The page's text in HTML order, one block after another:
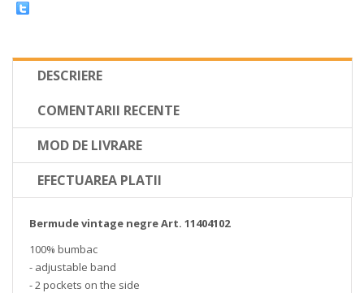
DESCRIERE
COMENTARII RECENTE
MOD DE LIVRARE
EFECTUAREA PLATII
Bermude vintage negre Art. 11404102
100% bumbac
- adjustable band
- 2 pockets on the side